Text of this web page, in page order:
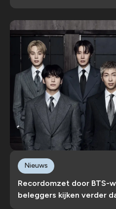
Recordomzet door BTS-
beleggers kijken verder
Nieuws